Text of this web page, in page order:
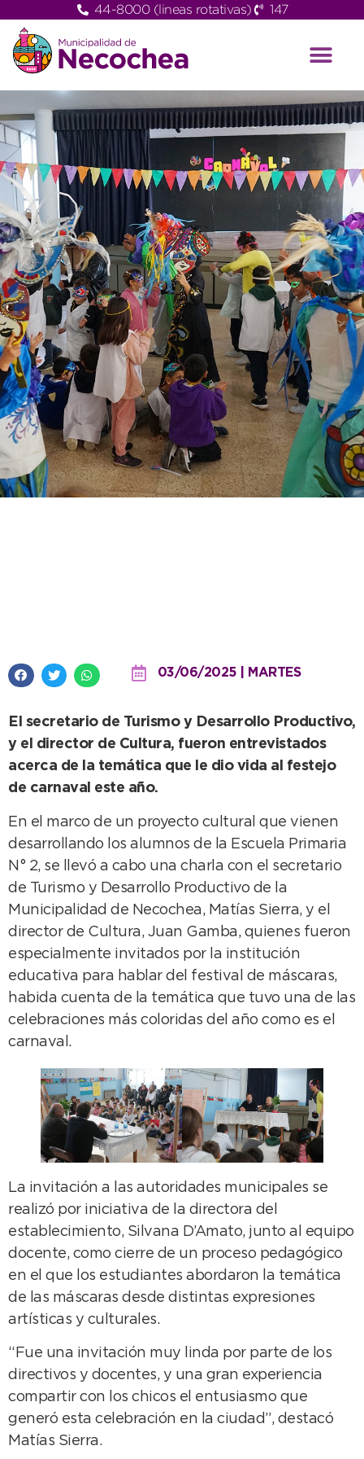
44-8000 (lineas rotativas) 147
03/06/2025 | MARTES
El secretario de Turismo y Desarrollo Productivo,
y el director de Cultura, fueron entrevistados
acerca de la temática que le dio vida al festejo
de carnaval este año.
En el marco de un proyecto cultural que vienen
desarrollando los alumnos de la Escuela Primaria
N° 2, se llevó a cabo una charla con el secretario
de Turismo y Desarrollo Productivo de la
Municipalidad de Necochea, Matías Sierra, y el
director de Cultura, Juan Gamba, quienes fueron
especialmente invitados por la institución
educativa para hablar del festival de máscaras,
habida cuenta de la temática que tuvo una de las
celebraciones más coloridas del año como es el
carnaval.
La invitación a las autoridades municipales se
realizó por iniciativa de la directora del
establecimiento, Silvana D’Amato, junto al equipo
docente, como cierre de un proceso pedagógico
en el que los estudiantes abordaron la temática
de las máscaras desde distintas expresiones
artísticas y culturales.
“Fue una invitación muy linda por parte de los
directivos y docentes, y una gran experiencia
compartir con los chicos el entusiasmo que
generó esta celebración en la ciudad”, destacó
Matías Sierra.